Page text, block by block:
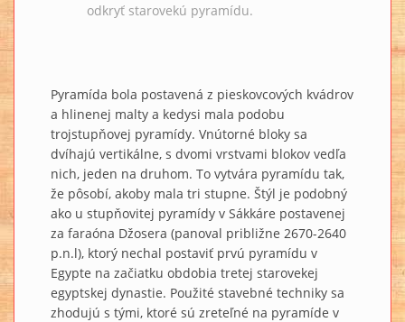
odkryť starovekú pyramídu.
Pyramída bola postavená z pieskovcových kvádrov
a hlinenej malty a kedysi mala podobu
trojstupňovej pyramídy. Vnútorné bloky sa
dvíhajú vertikálne, s dvomi vrstvami blokov vedľa
nich, jeden na druhom. To vytvára pyramídu tak,
že pôsobí, akoby mala tri stupne. Štýl je podobný
ako u stupňovitej pyramídy v Sákkáre postavenej
za faraóna Džosera (panoval približne 2670-2640
p.n.l), ktorý nechal postaviť prvú pyramídu v
Egypte na začiatku obdobia tretej starovekej
egyptskej dynastie. Použité stavebné techniky sa
zhodujú s tými, ktoré sú zreteľné na pyramíde v